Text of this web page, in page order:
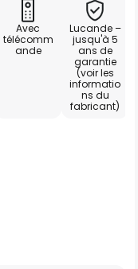
Avec
télécomm
ande
Lucande –
jusqu'à 5
ans de
garantie
(voir les
informatio
ns du
fabricant)